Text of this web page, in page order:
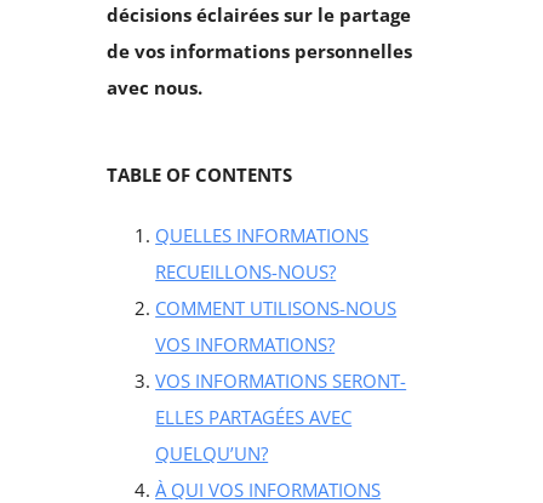
décisions éclairées sur le partage
de vos informations personnelles
avec nous.
TABLE OF CONTENTS
QUELLES INFORMATIONS
RECUEILLONS-NOUS?
COMMENT UTILISONS-NOUS
VOS INFORMATIONS?
VOS INFORMATIONS SERONT-
ELLES PARTAGÉES AVEC
QUELQU’UN?
À QUI VOS INFORMATIONS